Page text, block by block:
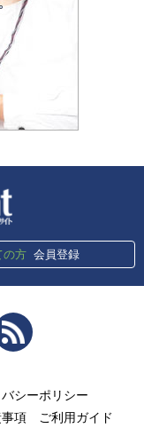
の方 会員登録
シーポリシー
項
ご利用ガイド